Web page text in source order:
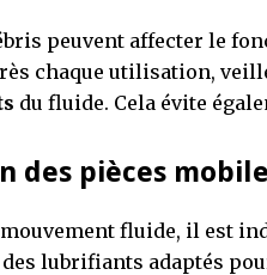
peuvent affecter le
chaque utilisation,
du fluide. Cela évite
des pièces
fluide, il est
lubrifiants adaptés